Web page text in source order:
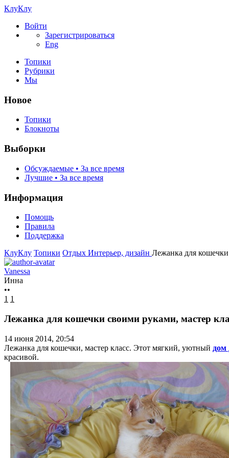
КлуКлу
Войти
Зарегистрироваться
Eng
Топики
Рубрики
Мы
Новое
Топики
Блокноты
Выборки
Обсуждаемые • За все время
Лучшие • За все время
Информация
Помощь
Правила
Поддержка
КлуКлу Топики Отдых Интерьер, дизайн Лежанка для
Vanessa
Инна
••
1 1
Лежанка для кошечки своими руками, мастер
14 июня 2014, 20:54
Лежанка для кошечки, мастер класс. Этот мягкий, уютный дом
красивой.